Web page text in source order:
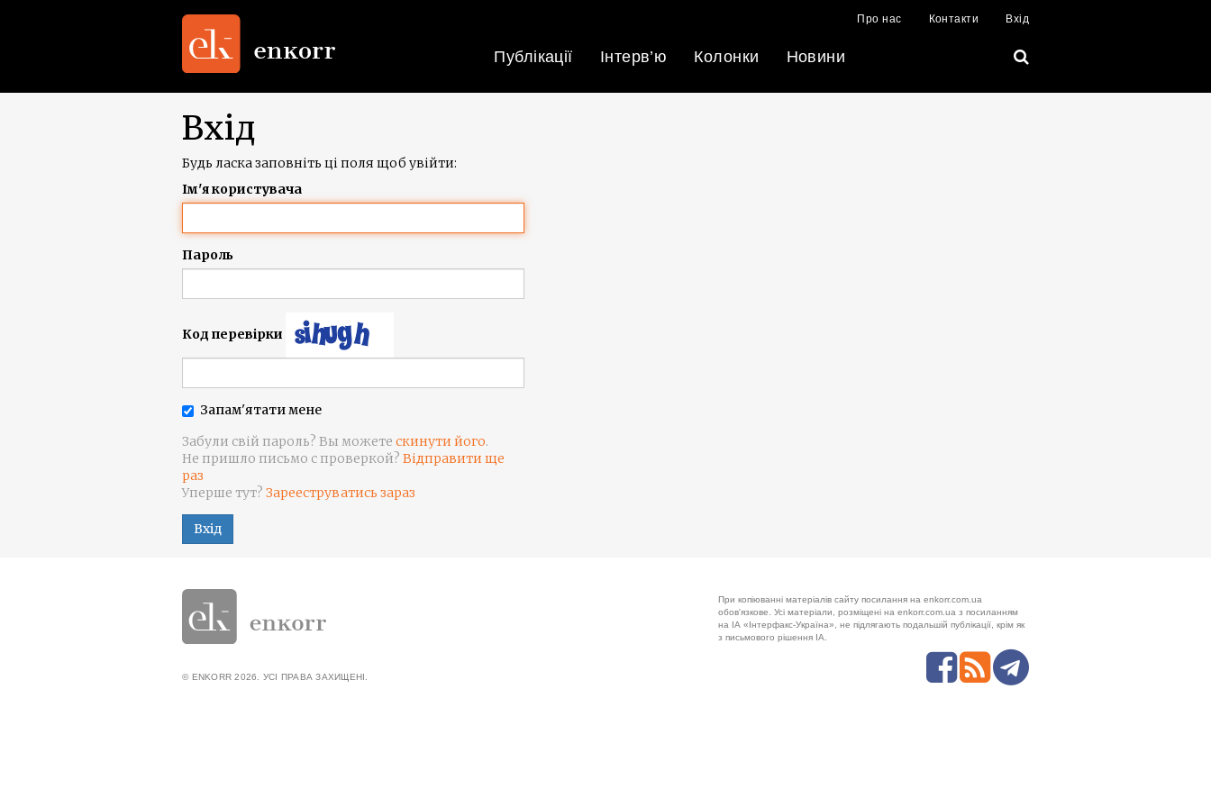
Про нас Контакти Вхід
Публікації Інтерв’ю Колонки Новини
Вхід
Будь ласка заповніть ці поля щоб увійти:
Ім'я користувача
Пароль
Код перевірки
Запам'ятати мене
Забули свій пароль? Вы можете скинути його.
Не пришло письмо с проверкой? Відправити ще
раз
Уперше тут? Зарееструватись зараз
Вхід
При копіюванні матеріалів сайту посилання на enkorr.com.ua
обов'язкове. Усі матеріали, розміщені на enkorr.com.ua з посиланням
на ІА «Інтерфакс-Україна», не підлягають подальшій публікації, крім як
з письмового рішення ІА.
© ENKORR 2026. УСІ ПРАВА ЗАХИЩЕНІ.